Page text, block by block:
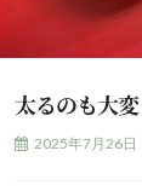
太るのも大変
2025年7月26日